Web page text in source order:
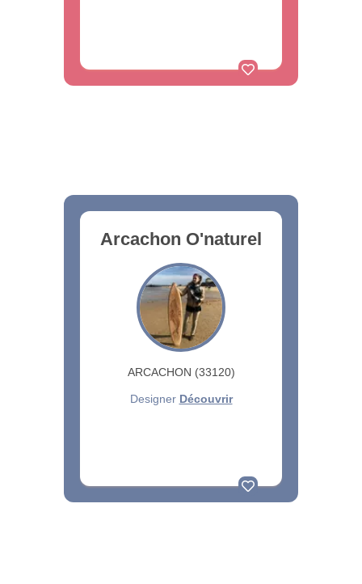
Arcachon O'naturel
ARCACHON (33120)
Designer Découvrir